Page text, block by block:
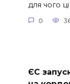
для чого ці
0
ЄС